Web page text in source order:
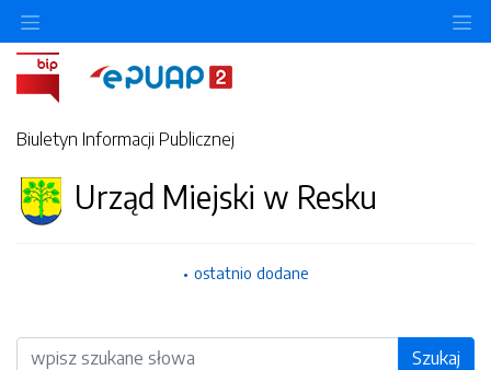
Biuletyn Informacji Publicznej
Urząd Miejski w Resku
ostatnio dodane
Wyszukiwarka Szukaj